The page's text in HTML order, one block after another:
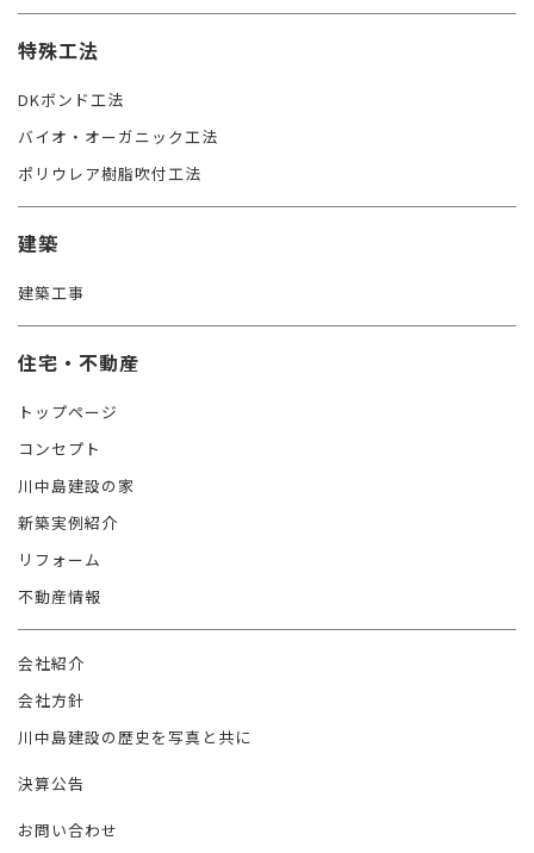
特殊工法
DKボンド工法
バイオ・オーガニック工法
ポリウレア樹脂吹付工法
建築
建築工事
住宅・不動産
トップページ
コンセプト
川中島建設の家
新築実例紹介
リフォーム
不動産情報
会社紹介
会社方針
川中島建設の歴史を写真と共に
決算公告
お問い合わせ